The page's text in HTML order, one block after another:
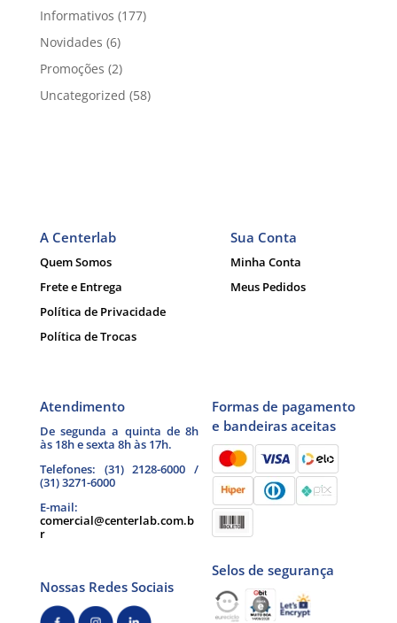
Informativos (177)
Novidades (6)
Promoções (2)
Uncategorized (58)
A Centerlab
Quem Somos
Frete e Entrega
Política de Privacidade
Política de Trocas
Sua Conta
Minha Conta
Meus Pedidos
Atendimento
De segunda a quinta de 8h
às 18h e sexta 8h às 17h.
Telefones: (31) 2128-6000 /
(31) 3271-6000
E-mail:
comercial@centerlab.com.b
r
Nossas Redes Sociais
Formas de pagamento
e bandeiras aceitas
Selos de segurança